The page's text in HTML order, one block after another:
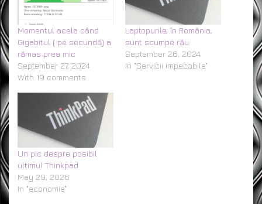
Momentul acela când
Gigabitul ( pe secundă) a
rămas prea mic
September 27, 2024
With 19 comments
Laptopurile, în România,
sunt scumpe rău
September 26, 2024
In "Servicii impecabile"
Un pic despre posibil
ultimul Thinkpad
May 29, 2026
In "economie"